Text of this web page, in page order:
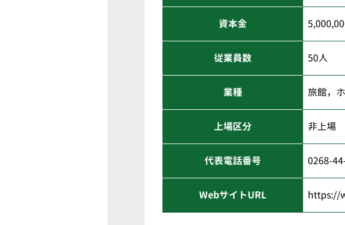
資本金
従業員数 50人
業種 旅館，
上場区分 非上場
代表電話番号 0268-
WebサイトURL https://